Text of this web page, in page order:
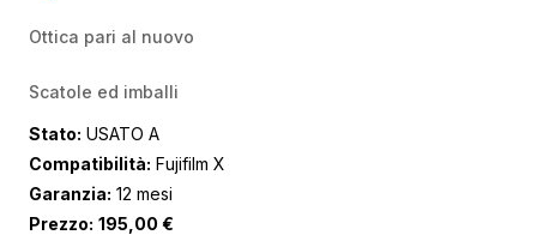
Ottica pari al nuovo
Scatole ed imballi
Stato: USATO A
Compatibilità: Fujifilm X
Garanzia: 12 mesi
Prezzo: 195,00 €